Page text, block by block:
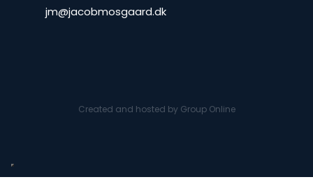
jm@jacobmosgaard.dk​
Created and hosted by Group Online